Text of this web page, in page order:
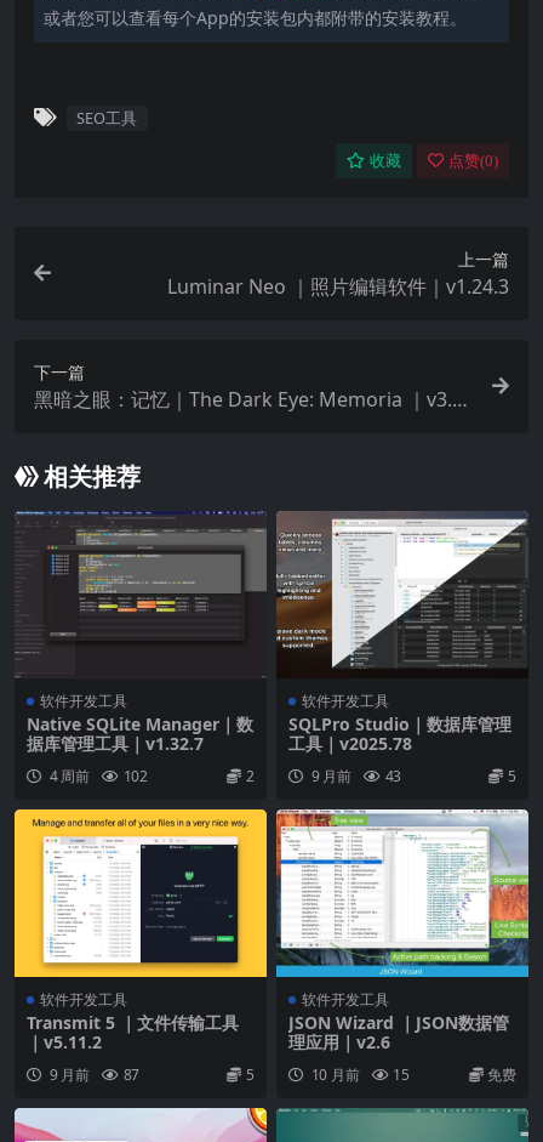
或者您可以查看每个App的安装包内都附带的安装教程。
SEO工具
收藏 点赞(0)
上一篇
Luminar Neo ｜照片编辑软件｜v1.24.3
下一篇
黑暗之眼：记忆｜The Dark Eye: Memoria ｜v3.7.
相关推荐
软件开发工具
Native SQLite Manager｜数
据库管理工具｜v1.32.7
4 周前 102 2
软件开发工具
SQLPro Studio｜数据库管理
工具｜v2025.78
9 月前 43 5
软件开发工具
Transmit 5 ｜文件传输工具
｜v5.11.2
9 月前 87 5
软件开发工具
JSON Wizard ｜JSON数据管
理应用｜v2.6
10 月前 15 免费